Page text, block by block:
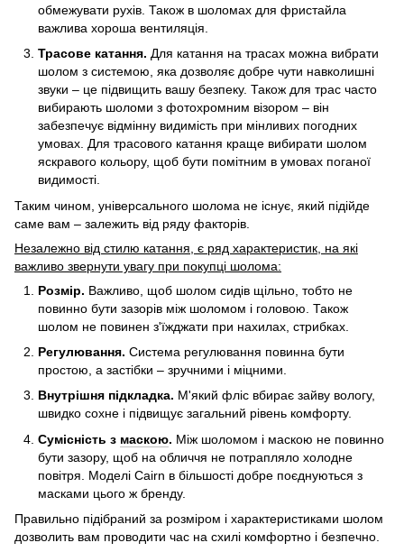
обмежувати рухів. Також в шоломах для фристайла
важлива хороша вентиляція.
Трасове катання. Для катання на трасах можна вибрати
шолом з системою, яка дозволяє добре чути навколишні
звуки – це підвищить вашу безпеку. Також для трас часто
вибирають шоломи з фотохромним візором – він
забезпечує відмінну видимість при мінливих погодних
умовах. Для трасового катання краще вибирати шолом
яскравого кольору, щоб бути помітним в умовах поганої
видимості.
Таким чином, універсального шолома не існує, який підійде
саме вам – залежить від ряду факторів.
Незалежно від стилю катання, є ряд характеристик, на які
важливо звернути увагу при покупці шолома:
Розмір. Важливо, щоб шолом сидів щільно, тобто не
повинно бути зазорів між шоломом і головою. Також
шолом не повинен з'їжджати при нахилах, стрибках.
Регулювання. Система регулювання повинна бути
простою, а застібки – зручними і міцними.
Внутрішня підкладка. М'який фліс вбирає зайву вологу,
швидко сохне і підвищує загальний рівень комфорту.
Сумісність з маскою. Між шоломом і маскою не повинно
бути зазору, щоб на обличчя не потрапляло холодне
повітря. Моделі Cairn в більшості добре поєднуються з
масками цього ж бренду.
Правильно підібраний за розміром і характеристиками шолом
дозволить вам проводити час на схилі комфортно і безпечно.